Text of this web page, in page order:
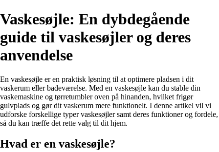
Vaskesøjle: En dybdegående
guide til vaskesøjler og deres
anvendelse
En vaskesøjle er en praktisk løsning til at optimere pladsen i dit
vaskerum eller badeværelse. Med en vaskesøjle kan du stable din
vaskemaskine og tørretumbler oven på hinanden, hvilket frigør
gulvplads og gør dit vaskerum mere funktionelt. I denne artikel vil vi
udforske forskellige typer vaskesøjler samt deres funktioner og fordele,
så du kan træffe det rette valg til dit hjem.
Hvad er en vaskesøjle?